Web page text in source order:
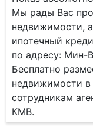
Мы рады Вас
недвижимости,
ипотечный
по адресу: Мин-
Бесплатно
недвижимости
сотрудникам
КМВ.